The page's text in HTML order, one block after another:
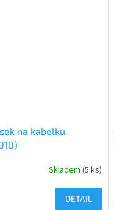
na kabelku
Skladem (5 ks)
DETAIL